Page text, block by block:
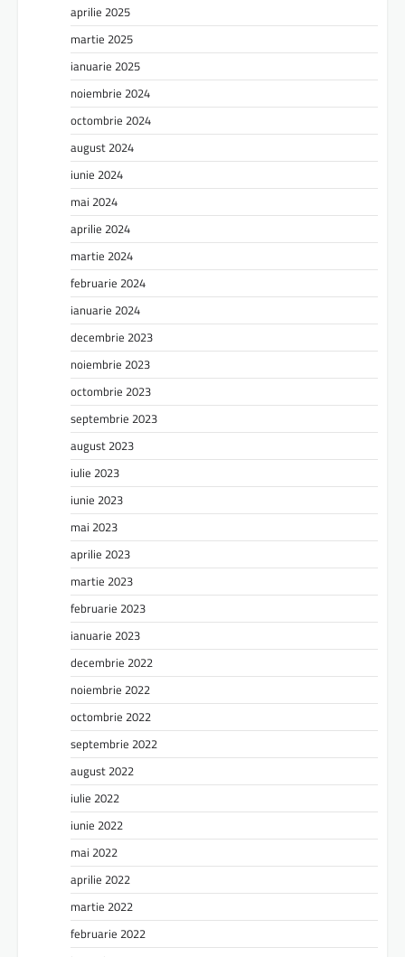
aprilie 2025
martie 2025
ianuarie 2025
noiembrie 2024
octombrie 2024
august 2024
iunie 2024
mai 2024
aprilie 2024
martie 2024
februarie 2024
ianuarie 2024
decembrie 2023
noiembrie 2023
octombrie 2023
septembrie 2023
august 2023
iulie 2023
iunie 2023
mai 2023
aprilie 2023
martie 2023
februarie 2023
ianuarie 2023
decembrie 2022
noiembrie 2022
octombrie 2022
septembrie 2022
august 2022
iulie 2022
iunie 2022
mai 2022
aprilie 2022
martie 2022
februarie 2022